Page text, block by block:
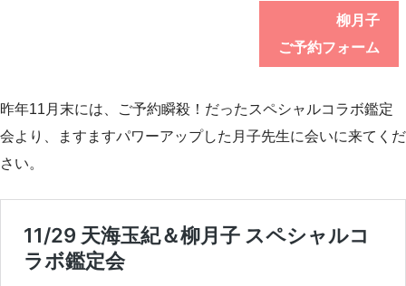
柳月子
ご予約フォーム
昨年11月末には、ご予約瞬殺！だったスペシャルコラボ鑑定
会より、ますますパワーアップした月子先生に会いに来てくだ
さい。